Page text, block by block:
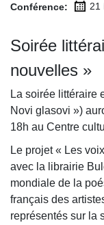
Conférence: 21
Soirée
nouvelles »
La soirée littéraire
Novi glasovi »)
18h au Centre
Le projet « Les
avec la librairie
mondiale de la
français des
représentés sur la